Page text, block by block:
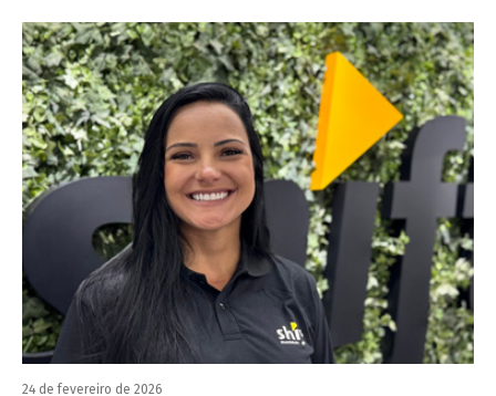
24 de fevereiro de 2026